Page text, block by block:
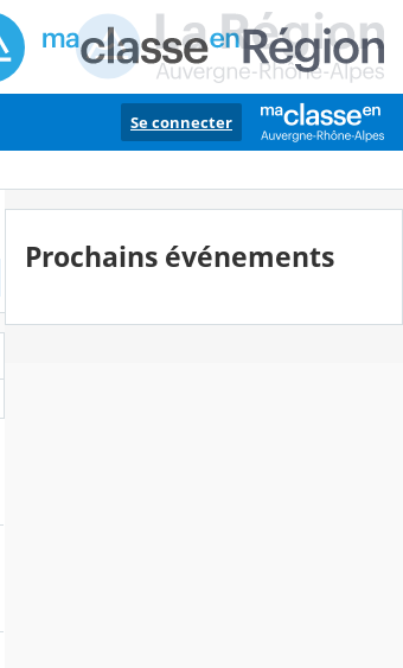
Se connecter
Prochains événements